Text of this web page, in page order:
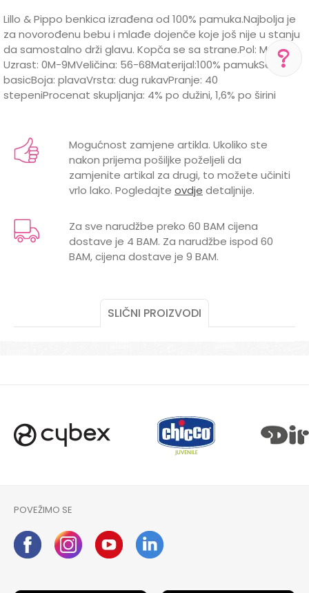
POMOĆ PRI KUPOVINI
+387 656-72209
Radno vreme
Pon-Subota: 09:00-
15:00h
Pišite nam
aksaonlinebih@aksabih.ba
Lillo & Pippo benkica izrađena od 100% pamuka.Najbolja je
za novorođenu bebu i mlađe dojenče koje još nije u stanju
da samostalno drži glavu. Kopča se sa strane.Pol: Muški
Uzrast: 0M-9MVeličina: 56-68Materijal:100% pamukSezona:
basicBoja: plavaVrsta: dug rukavPranje: 40
stepeniProcenat skupljanja: 4% po dužini, 1,6% po širini
Kategorija
BOJA
PLAVA
LILLO&PIPPO
GODINE
0 mjeseci, 3 mjeseci, 6 mjeseci
PAMUK
MUŠKI
Email
Mogućnost zamjene artikla. Ukoliko ste
nakon prijema pošiljke poželjeli da
zamjenite artikal za drugi, to možete učiniti
vrlo lako. Pogledajte ovdje detaljnije.
Za sve narudžbe preko 60 BAM cijena
dostave je 4 BAM. Za narudžbe ispod 60
BAM, cijena dostave je 9 BAM.
SLIČNI PROIZVODI
POVEŽIMO SE